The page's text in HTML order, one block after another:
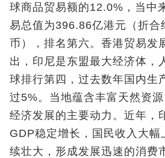
球商品贸易额的12.0%，当中
易总值为396.86亿港元（折合
币），排名第六。香港贸易发
出，印尼是东盟最大经济体，
球排行第四，过去数年国内生
过5%。当地蕴含丰富天然资
经济发展的主要动力。近年，
GDP稳定增长，国民收入大幅
续壮大，形成发展迅速的消费